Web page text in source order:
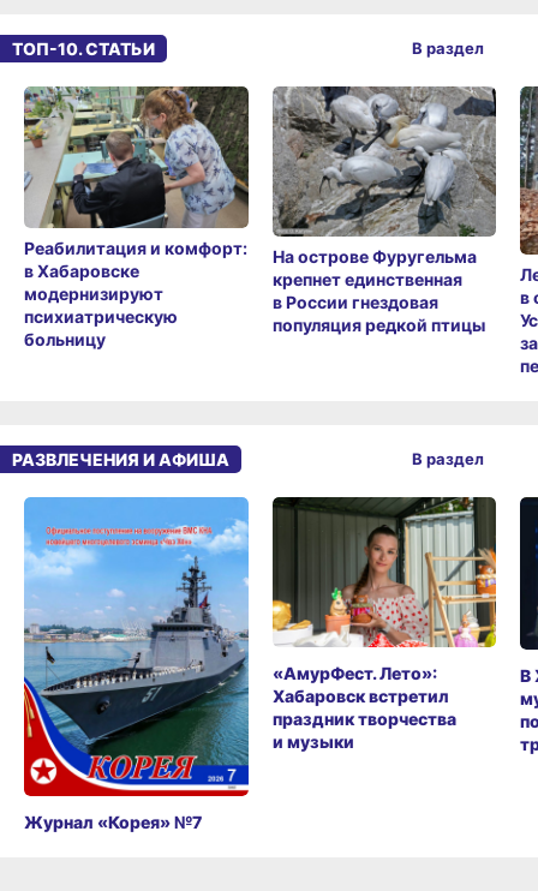
ТОП-10. СТАТЬИ
Реабилитация и комфорт:
в Хабаровске
модернизируют
психиатрическую
больницу
На острове Фуругельма
крепнет единственная
в России гнездовая
популяция редкой птицы
в
В раздел
РАЗВЛЕЧЕНИЯ И АФИША
Журнал «Корея» №7
«АмурФест. Лето»:
Хабаровск встретил
праздник творчества
и музыки
В
В раздел